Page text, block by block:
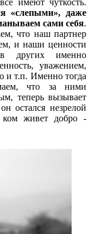
«слепыми», даже
сами себя.
что наш партнер
и наши ценности
других именно
уважением,
и т.п. Именно тогда
что за ними
теперь вызывает
остался незрелой
живет добро -